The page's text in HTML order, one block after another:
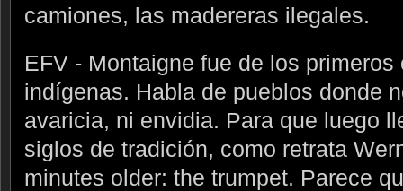
camiones, las madereras ilegales.
EFV - Montaigne fue de los
indígenas. Habla de pueblos donde
avaricia, ni envidia. Para que luego
siglos de tradición, como retrata
minutes older: the trumpet. Parece